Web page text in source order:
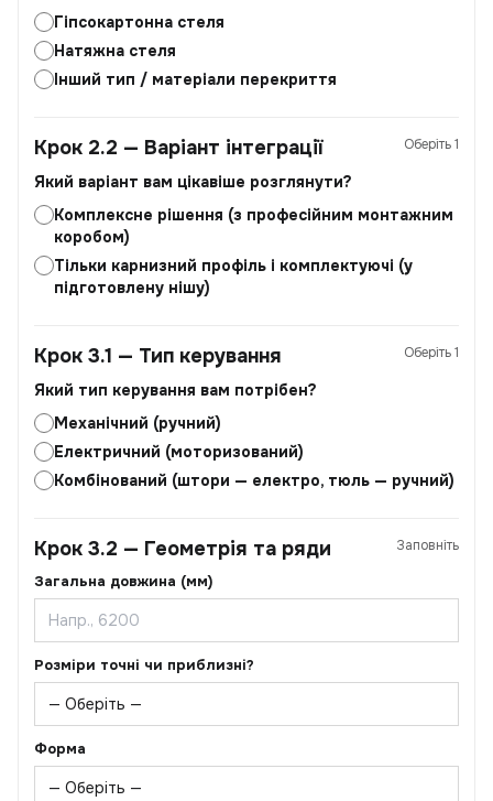
Гіпсокартонна стеля
Натяжна стеля
Інший тип / матеріали перекриття
Крок 2.2 — Варіант інтеграції Оберіть 1
Який варіант вам цікавіше розглянути?
Комплексне рішення (з професійним монтажним
коробом)
Тільки карнизний профіль і комплектуючі (у
підготовлену нішу)
Крок 3.1 — Тип керування Оберіть 1
Який тип керування вам потрібен?
Механічний (ручний)
Електричний (моторизований)
Комбінований (штори — електро, тюль — ручний)
Крок 3.2 — Геометрія та ряди Заповніть
Загальна довжина (мм)
Розміри точні чи приблизні?
Форма